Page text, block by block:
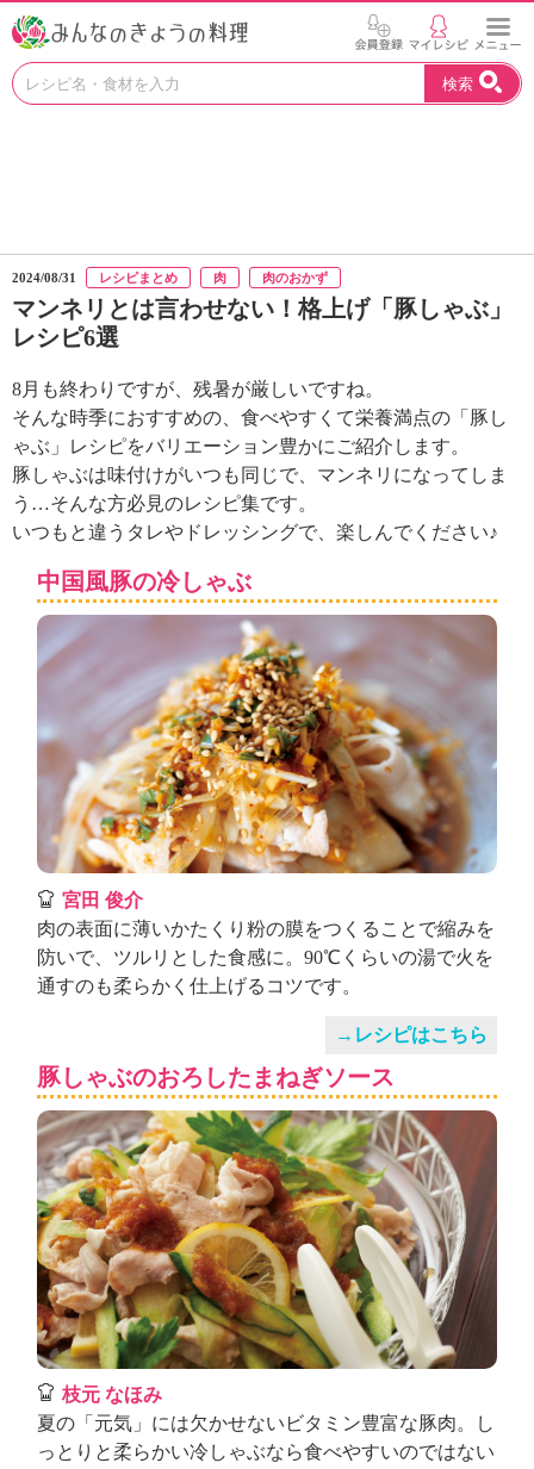
お
つ
け
。
N
K
エ
デ
ュ
ー
シ
ョ
ナ
ル
「
み
ん
な
の
き
ょ
料
理
」
検索
2024/08/31 レシピまとめ 肉 肉のおかず
マンネリとは言わせない！格上げ「豚しゃぶ」
レシピ6選
8月も終わりですが、残暑が厳しいですね。
そんな時季におすすめの、食べやすくて栄養満点の「豚し
ゃぶ」レシピをバリエーション豊かにご紹介します。
豚しゃぶは味付けがいつも同じで、マンネリになってしま
う…そんな方必見のレシピ集です。
いつもと違うタレやドレッシングで、楽しんでください♪
中国風豚の冷しゃぶ
宮田 俊介
肉の表面に薄いかたくり粉の膜をつくることで縮みを
防いで、ツルリとした食感に。90℃くらいの湯で火を
通すのも柔らかく仕上げるコツです。
→レシピはこちら
豚しゃぶのおろしたまねぎソース
枝元 なほみ
夏の「元気」には欠かせないビタミン豊富な豚肉。し
っとりと柔らかい冷しゃぶなら食べやすいのではない